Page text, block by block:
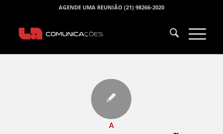
AGENDE UMA REUNIÃO (21) 98266-2020
A